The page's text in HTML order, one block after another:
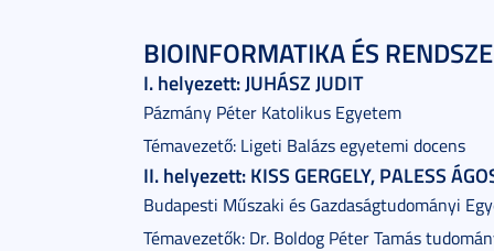
BIOINFORMATIKA ÉS
I. helyezett: JUHÁSZ JUDIT
Pázmány Péter Katolikus Egyetem
Témavezető: Ligeti Balázs egyetemi docens
II. helyezett: KISS GERGELY, PALESS
Budapesti Műszaki és Gazdaságtudományi
Témavezetők: Dr. Boldog Péter Tamás